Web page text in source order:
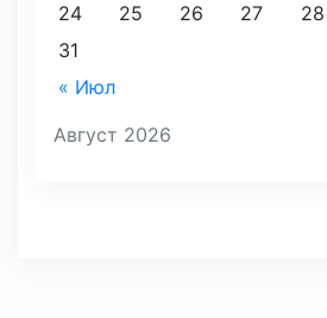
Август 2026
« Июл
24
25 26 27 28
31